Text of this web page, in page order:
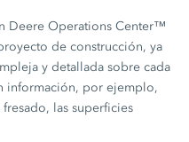
Deere Operations Center™
de construcción, ya
y detallada sobre cada
información, por ejemplo,
las superficies